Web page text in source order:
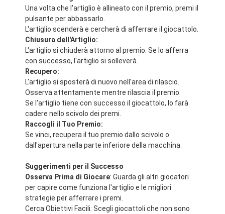
Una volta che l'artiglio è allineato con il premio, premi il
pulsante per abbassarlo.
L'artiglio scenderà e cercherà di afferrare il giocattolo.
Chiusura dell'Artiglio:
L'artiglio si chiuderà attorno al premio. Se lo afferra
con successo, l'artiglio si solleverà.
Recupero:
L'artiglio si sposterà di nuovo nell'area di rilascio.
Osserva attentamente mentre rilascia il premio.
Se l'artiglio tiene con successo il giocattolo, lo farà
cadere nello scivolo dei premi.
Raccogli il Tuo Premio:
Se vinci, recupera il tuo premio dallo scivolo o
dall'apertura nella parte inferiore della macchina.
Suggerimenti per il Successo
Osserva Prima di Giocare: Guarda gli altri giocatori
per capire come funziona l'artiglio e le migliori
strategie per afferrare i premi.
Cerca Obiettivi Facili: Scegli giocattoli che non sono